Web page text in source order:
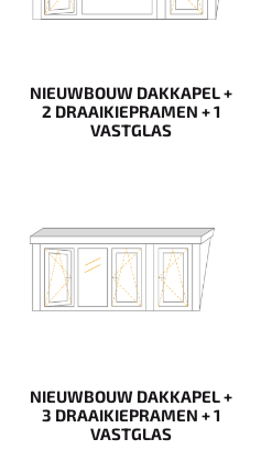
NIEUWBOUW DAKKAPEL +
2 DRAAIKIEPRAMEN + 1
VASTGLAS
NIEUWBOUW DAKKAPEL +
3 DRAAIKIEPRAMEN + 1
VASTGLAS